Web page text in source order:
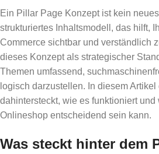
Ein Pillar Page Konzept ist kein
strukturiertes Inhaltsmodell, das hilft,
Commerce sichtbar und verständlich
dieses Konzept als strategischer
Themen umfassend,
logisch darzustellen. In diesem
dahintersteckt, wie es funktioniert und
Onlineshop entscheidend sein kann.
Was steckt hinter dem